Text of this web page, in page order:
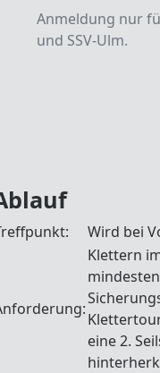
Anmeldung nur
und SSV-Ulm.
Wird bei
Klettern
eine 2.